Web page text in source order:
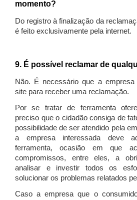
momento?
Do registro à finalização da
é feito exclusivamente pela internet.
9. É possível reclamar de
Não. É necessário que a
site para receber uma reclamação.
Por se tratar de ferramenta
preciso que o cidadão consiga de
possibilidade de ser atendido pela
a empresa interessada deve
ferramenta, ocasião em que
compromissos, entre eles, a
analisar e investir todos os
solucionar os problemas relatados
Caso a empresa que o